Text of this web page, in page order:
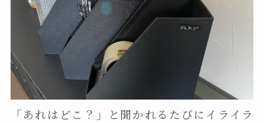
「あれはどこ？」と聞かれるたびにイライラ